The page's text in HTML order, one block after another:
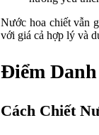
Nước hoa chiết vẫn
với giá cả hợp lý và
Điểm
Cách Chiết